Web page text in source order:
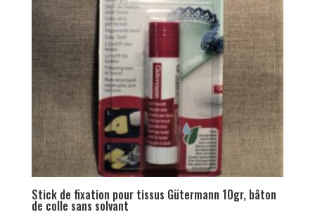
Stick de fixation pour tissus Gütermann 10gr, bâton
de colle sans solvant